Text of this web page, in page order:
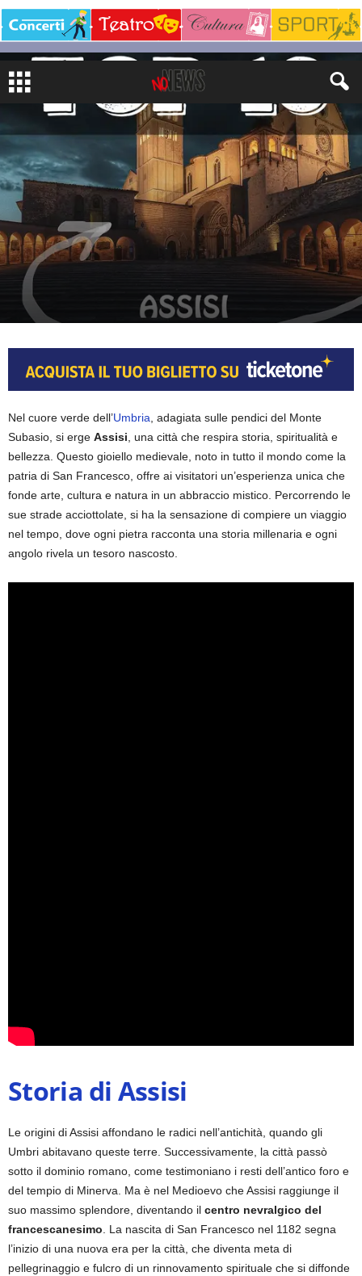
LIFESTYLE VIAGGI
Nel cuore verde dell’Umbria , adagiata sulle pendici del Monte
Subasio, si erge Assisi , una città che respira storia, spiritualità e
bellezza. Questo gioiello medievale, noto in tutto il mondo come la
patria di San Francesco, offre ai visitatori un’esperienza unica che
fonde arte, cultura e natura in un abbraccio mistico. Percorrendo le
sue strade acciottolate, si ha la sensazione di compiere un viaggio
nel tempo, dove ogni pietra racconta una storia millenaria e ogni
angolo rivela un tesoro nascosto.
Storia di Assisi
Le origini di Assisi affondano le radici nell’antichità, quando gli
Umbri abitavano queste terre. Successivamente, la città passò
sotto il dominio romano, come testimoniano i resti dell’antico foro e
del tempio di Minerva. Ma è nel Medioevo che Assisi raggiunge il
suo massimo splendore, diventando il centro nevralgico del
francescanesimo . La nascita di San Francesco nel 1182 segna
l’inizio di una nuova era per la città, che diventa meta di
pellegrinaggio e fulcro di un rinnovamento spirituale che si diffonde